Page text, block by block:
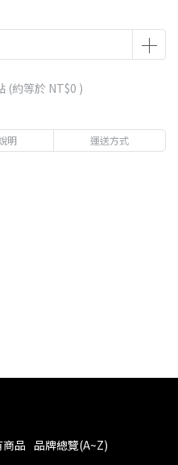
(約等於NT$0 )
明 運送方式
品 品牌總覽(A~Z)